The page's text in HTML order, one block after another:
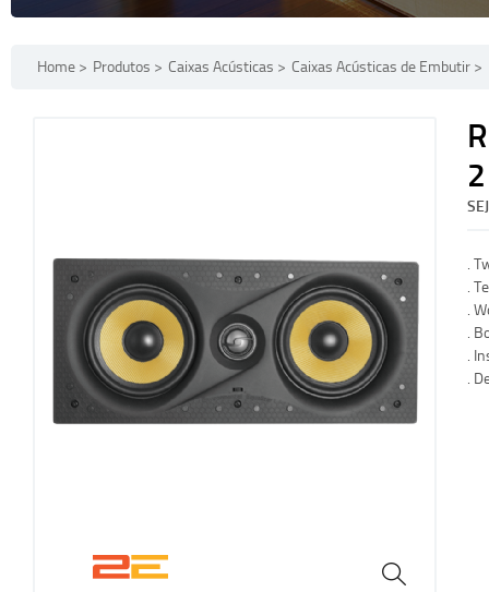
Home Produtos Caixas Acústicas Caixas Acústicas de Embutir
.
.
.
.
.
.